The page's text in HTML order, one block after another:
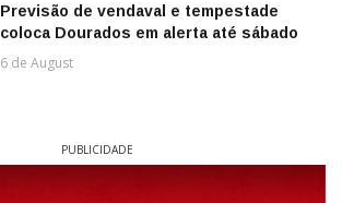
Previsão de vendaval e tempestade
coloca Dourados em alerta até sábado
6 de August
PUBLICIDADE